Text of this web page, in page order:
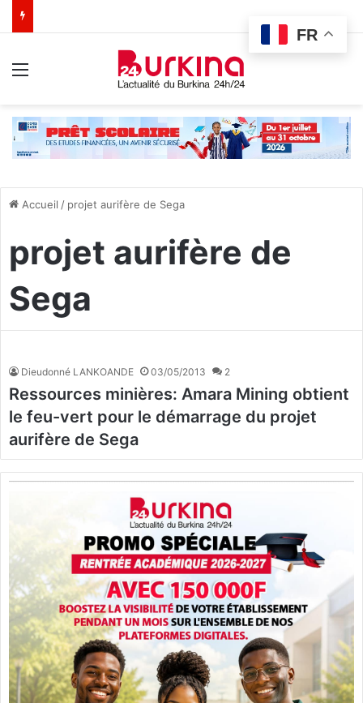
Accueil / projet aurifère de Sega
projet aurifère de
Sega
Dieudonné LANKOANDE 03/05/2013 2
Ressources minières: Amara Mining obtient
le feu-vert pour le démarrage du projet
aurifère de Sega
FR